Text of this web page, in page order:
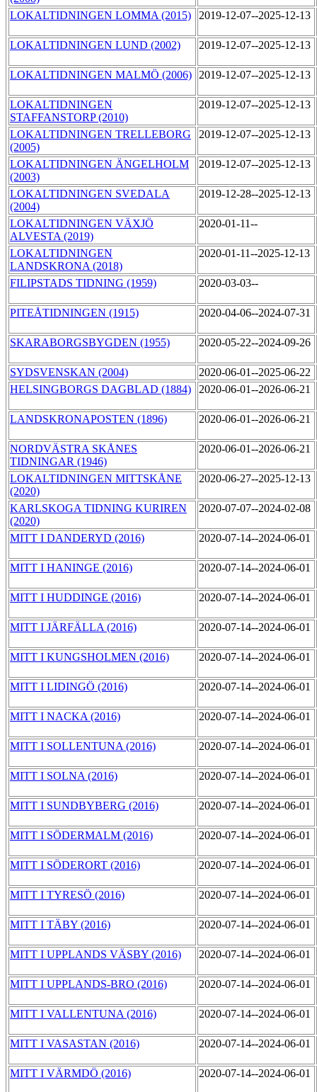
LOKALTIDNINGEN LOMMA (2015)
2019-12-07--2025-12-13
LOKALTIDNINGEN LUND (2002) 2019-12-07--2025-12-13
LOKALTIDNINGEN MALMÖ (2006) 2019-12-07--2025-12-13
LOKALTIDNINGEN
STAFFANSTORP (2010)
2019-12-07--2025-12-13
LOKALTIDNINGEN TRELLEBORG
(2005)
2019-12-07--2025-12-13
LOKALTIDNINGEN ÄNGELHOLM
(2003)
2019-12-07--2025-12-13
LOKALTIDNINGEN SVEDALA
(2004)
2019-12-28--2025-12-13
LOKALTIDNINGEN VÄXJÖ
ALVESTA (2019)
2020-01-11--
LOKALTIDNINGEN
LANDSKRONA (2018)
2020-01-11--2025-12-13
FILIPSTADS TIDNING (1959) 2020-03-03--
PITEÅTIDNINGEN (1915) 2020-04-06--2024-07-31
SKARABORGSBYGDEN (1955) 2020-05-22--2024-09-26
SYDSVENSKAN (2004)
2020-06-01--2025-06-22
HELSINGBORGS DAGBLAD (1884)
2020-06-01--2026-06-21
LANDSKRONAPOSTEN (1896) 2020-06-01--2026-06-21
NORDVÄSTRA SKÅNES
TIDNINGAR (1946)
2020-06-01--2026-06-21
LOKALTIDNINGEN MITTSKÅNE
(2020)
2020-06-27--2025-12-13
KARLSKOGA TIDNING KURIREN
(2020)
2020-07-07--2024-02-08
MITT I DANDERYD (2016) 2020-07-14--2024-06-01
MITT I HANINGE (2016) 2020-07-14--2024-06-01
MITT I HUDDINGE (2016) 2020-07-14--2024-06-01
MITT I JÄRFÄLLA (2016) 2020-07-14--2024-06-01
MITT I KUNGSHOLMEN (2016) 2020-07-14--2024-06-01
MITT I LIDINGÖ (2016) 2020-07-14--2024-06-01
MITT I NACKA (2016) 2020-07-14--2024-06-01
MITT I SOLLENTUNA (2016) 2020-07-14--2024-06-01
MITT I SOLNA (2016) 2020-07-14--2024-06-01
MITT I SUNDBYBERG (2016) 2020-07-14--2024-06-01
MITT I SÖDERMALM (2016) 2020-07-14--2024-06-01
MITT I SÖDERORT (2016) 2020-07-14--2024-06-01
MITT I TYRESÖ (2016) 2020-07-14--2024-06-01
MITT I TÄBY (2016) 2020-07-14--2024-06-01
MITT I UPPLANDS VÄSBY (2016) 2020-07-14--2024-06-01
MITT I UPPLANDS-BRO (2016) 2020-07-14--2024-06-01
MITT I VALLENTUNA (2016) 2020-07-14--2024-06-01
MITT I VASASTAN (2016) 2020-07-14--2024-06-01
MITT I VÄRMDÖ (2016) 2020-07-14--2024-06-01